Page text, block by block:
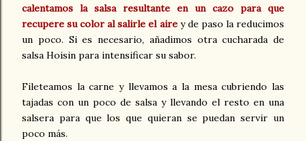
calentamos la salsa resultante en un cazo para que
recupere su color al salirle el airey de paso la reducimos
un poco. Si es necesario, añadimos otra cucharada de
salsa Hoisin para intensificar su sabor.
Fileteamos la carne y llevamos a la mesa cubriendo las
tajadas con un poco de salsa y llevando el resto en una
salsera para que los que quieran se puedan servir un
poco más.